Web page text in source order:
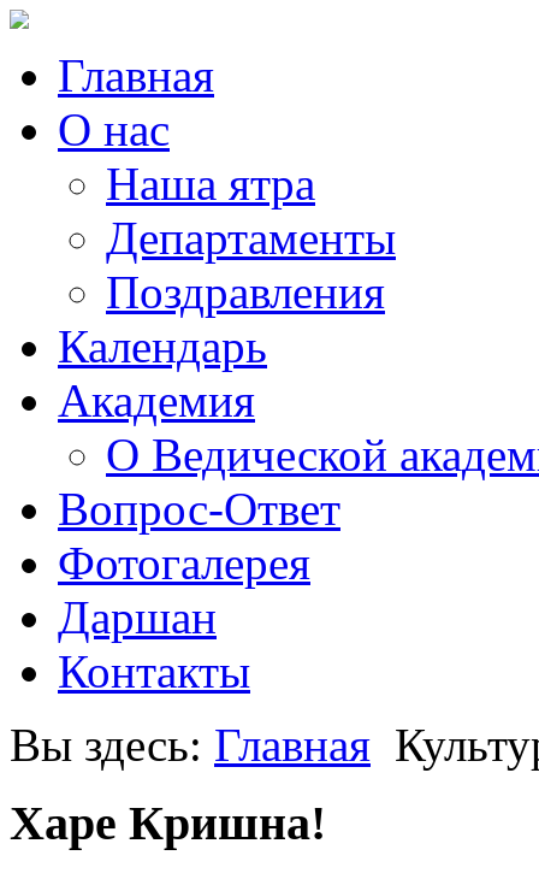
Главная
О нас
Наша ятра
Департаменты
Поздравления
Календарь
Академия
О Ведической
Вопрос-Ответ
Фотогалерея
Даршан
Контакты
Вы здесь: Главная
Харе Кришна!